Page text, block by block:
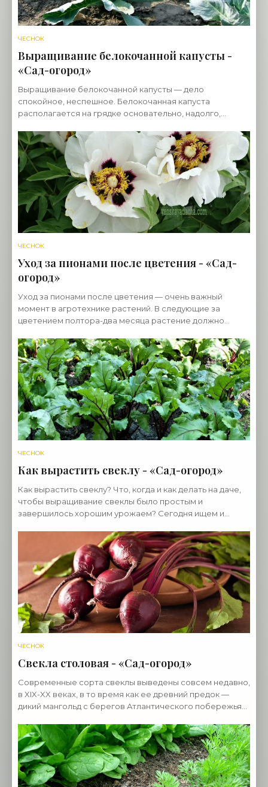
ЧЕСНОК
Выращивание белокочанной капусты -
«Сад-огород»
Выращивание белокочанной капусты — дело
спокойное, неспешное. Белокочанная капуста
располагается на грядке основательно, надолго,
неспеша, часто до
ЧЕСНОК
Уход за пионами после цветения - «Сад-
огород»
Уход за пионами после цветения — очень важный
момент в агротехнике растений. В следующие за
цветением полтора-два месяца растение должно
Кроме того
ЧЕСНОК
Как вырастить свеклу - «Сад-огород»
Как вырастить свеклу? Что, когда и как делать на даче,
чтобы выращивание свеклы было простым и
завершилось хорошим урожаем? Сегодня ищем и
ЧЕСНОК
Свекла столовая - «Сад-огород»
Современные сорта свеклы выведены совсем недавно,
в XIX-XX веках, в то время как ее древний предок —
дикий мангольд с берегов Атлантического побережья